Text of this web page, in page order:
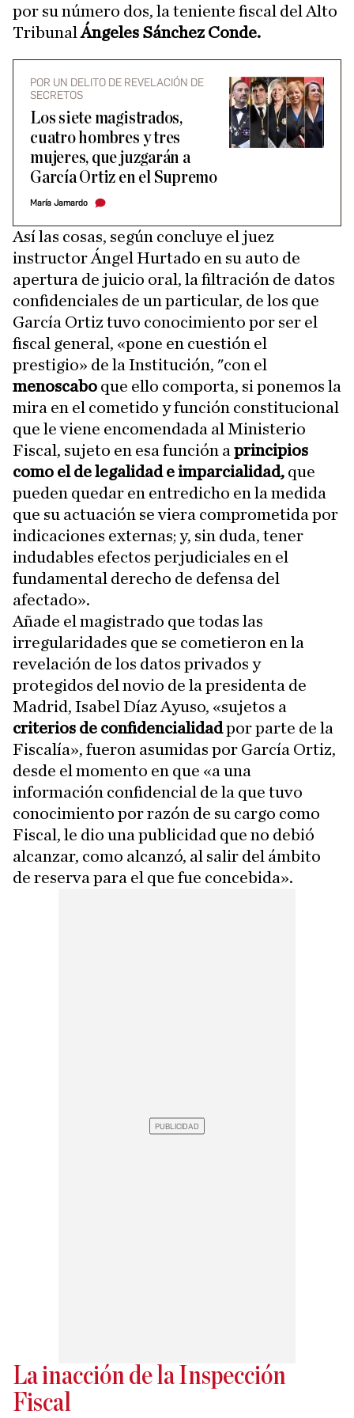
por su número dos, la teniente fiscal del Alto
TribunalÁngeles Sánchez Conde.
POR UN DELITO DE REVELACIÓN DE
SECRETOS
Los siete magistrados,
cuatro hombres y tres
mujeres, que juzgarán a
García Ortiz en el Supremo
María Jamardo
Así las cosas, según concluye el juez
instructor Ángel Hurtado en su auto de
apertura de juicio oral, la filtración de datos
confidenciales de un particular, de los que
García Ortiz tuvo conocimiento por ser el
fiscal general, «pone en cuestión el
prestigio» de la Institución, "con el
menoscabo que ello comporta, si ponemos la
mira en el cometido y función constitucional
que le viene encomendada al Ministerio
Fiscal, sujeto en esa función a principios
como el de legalidad e imparcialidad, que
pueden quedar en entredicho en la medida
que su actuación se viera comprometida por
indicaciones externas; y, sin duda, tener
indudables efectos perjudiciales en el
fundamental derecho de defensa del
afectado».
Añade el magistrado que todas las
irregularidades que se cometieron en la
revelación de los datos privados y
protegidos del novio de la presidenta de
Madrid, Isabel Díaz Ayuso, «sujetos a
criterios de confidencialidadpor parte de la
Fiscalía», fueron asumidas por García Ortiz,
desde el momento en que «a una
información confidencial de la que tuvo
conocimiento por razón de su cargo como
Fiscal, le dio una publicidad que no debió
alcanzar, como alcanzó, al salir del ámbito
de reserva para el que fue concebida».
La inacción de la Inspección
Fiscal